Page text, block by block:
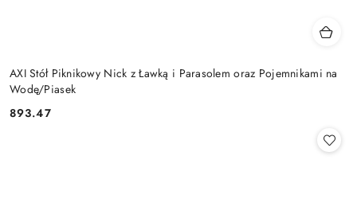
AXI Stół Piknikowy Nick z Ławką i Parasolem oraz Pojemnikami na
Wodę/Piasek
Cena:
893.47